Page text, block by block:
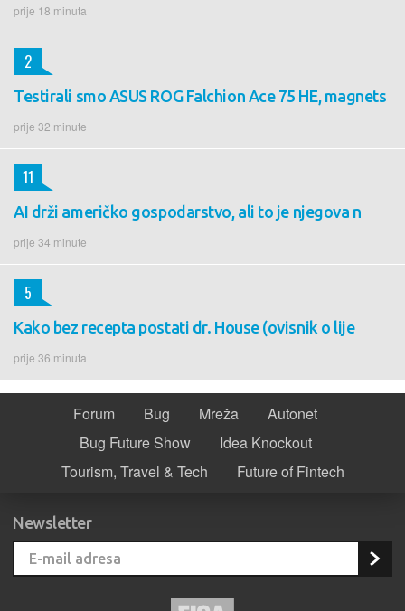
prije 18 minuta
Testirali smo ASUS ROG Falchion Ace 75 HE, magnets
prije 32 minute
2
AI drži američko gospodarstvo, ali to je njegova n
prije 34 minute
11
Kako bez recepta postati dr. House (ovisnik o lije
prije 36 minuta
5
Forum Bug Mreža
Autonet
Bug Future Show
Idea Knockout
Tourism, Travel & Tech
Future of Fintech
Newsletter